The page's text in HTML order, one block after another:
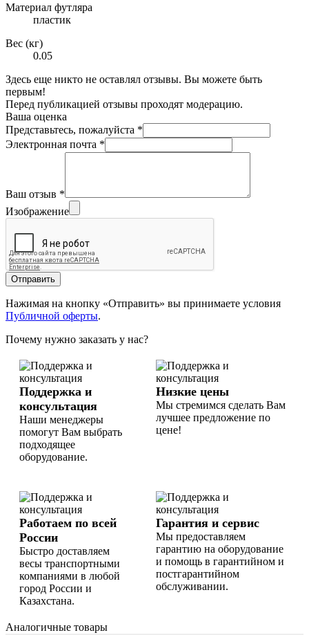
Материал футляра
пластик
Вес (кг)
0.05
Здесь еще никто не оставлял отзывы. Вы можете быть
первым!
Перед публикацией отзывы проходят модерацию.
Ваша оценка
Представьтесь, пожалуйста *
Электронная почта *
Ваш отзыв *
Изображение
Отправить
Нажимая на кнопку «Отправить» вы принимаете условия
Публичной оферты.
Почему нужно заказать у нас?
Поддержка и
консультация
Наши менеджеры
помогут Вам выбрать
подходящее
оборудование.
Низкие цены
Мы стремимся сделать Вам
лучшее предложение по
цене!
Работаем по всей
России
Быстро доставляем
весы транспортными
компаниями в любой
город России и
Казахстана.
Гарантия и сервис
Мы предоставляем
гарантию на оборудование
и помощь в гарантийном и
постгарантийном
обслуживании.
Аналогичные товары